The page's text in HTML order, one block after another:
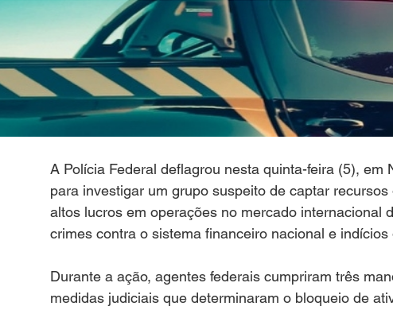
Artistas Nota de Esclarecimento Fofocas
A Polícia Federal deflagrou nesta quinta-feira (5), em
para investigar um grupo suspeito de captar
altos lucros em operações no mercado internacional
crimes contra o sistema financeiro nacional e
Durante a ação, agentes federais cumpriram três
medidas judiciais que determinaram o bloqueio de